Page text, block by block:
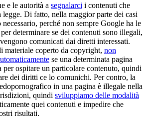
e le autorità a segnalarci i contenuti che
Di fatto, nella maggior parte dei casi
perché non sempre Google ha le
determinare se dei contenuti sono illegali,
comunicati dai diretti interessati.
materiale coperto da copyright, non
se una determinata pagina
per ospitare un particolare contenuto, quindi
dei diritti ce lo comunichi. Per contro, la
in una pagina è illegale nella
quindi sviluppiamo delle modalità
quei contenuti e impedire che
risultati.